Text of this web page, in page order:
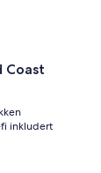
Coast
inkludert